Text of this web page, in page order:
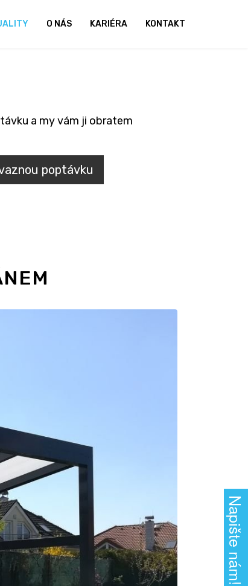
O NÁS KARIÉRA KONTAKT
a my vám ji obratem
poptávku
Napište nám!